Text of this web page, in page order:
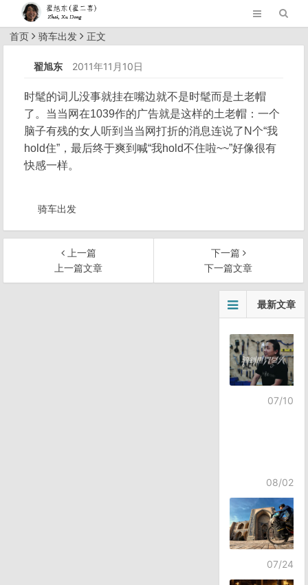
首页 骑车出发 正文
翟旭东 2011年11月10日
时髦的词儿没事就挂在嘴边就不是时髦而是土老帽
了。当当网在1039作的广告就是这样的土老帽：一个
脑子有残的女人听到当当网打折的消息连说了N个“我
hold住”，最后终于爽到喊“我hold不住啦~~”好像很有
快感一样。
骑车出发
上一篇
上一篇文章
下一篇
下一篇文章
最新文章
07/10
08/02
07/24